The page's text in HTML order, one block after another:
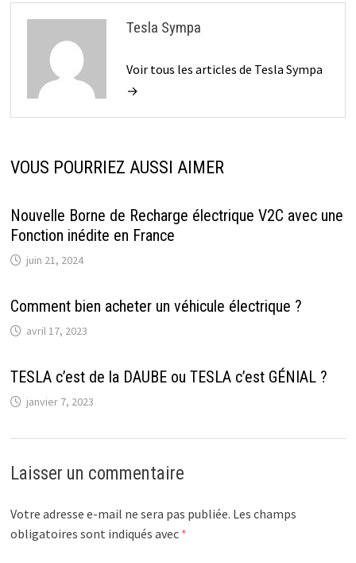
Tesla Sympa
Voir tous les articles de Tesla Sympa
→
VOUS POURRIEZ AUSSI AIMER
Nouvelle Borne de Recharge électrique V2C avec une
Fonction inédite en France
juin 21, 2024
Comment bien acheter un véhicule électrique ?
avril 17, 2023
TESLA c’est de la DAUBE ou TESLA c’est GÉNIAL ?
janvier 7, 2023
Laisser un commentaire
Votre adresse e-mail ne sera pas publiée. Les champs
obligatoires sont indiqués avec *